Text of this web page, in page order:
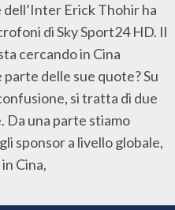
Erick Thohir ha
di Sky Sport24 HD. Il
cercando in Cina
delle sue quote? Su
si tratta di due
Da una parte stiamo
sponsor a livello globale,
Cina,